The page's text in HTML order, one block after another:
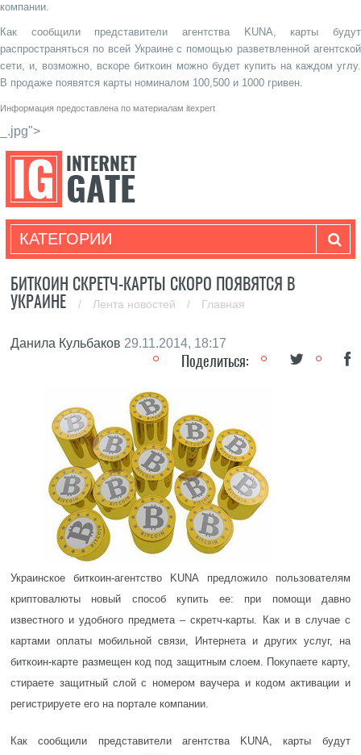
компании.
Как сообщили представители агентства KUNA, карты будут
распространяться по всей Украине с помощью разветвленной агентской
сети, и, возможно, вскоре биткоин можно будет купить на каждом углу.
В продаже появятся карты номиналом 100,500 и 1000 гривен.
Информация предоставлена по материалам itexpert
_.jpg">
КАТЕГОРИИ
БИТКОИН СКРЕТЧ-КАРТЫ СКОРО ПОЯВЯТСЯ В
УКРАИНЕ
/ Лента новостей / Главная
Данила Кульбаков 29.11.2014, 18:17
Поделиться:
Украинское биткоин-агентство KUNA предложило пользователям
криптовалюты новый способ купить ее: при помощи давно
известного и удобного предмета – скретч-карты. Как и в случае с
картами оплаты мобильной связи, Интернета и других услуг, на
биткоин-карте размещен код под защитным слоем. Покупаете карту,
стираете защитный слой с номером ваучера и кодом активации и
регистрируете его на портале компании.
Как сообщили представители агентства KUNA, карты будут